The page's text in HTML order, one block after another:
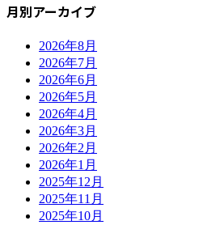
月別アーカイブ
2026年8月
2026年7月
2026年6月
2026年5月
2026年4月
2026年3月
2026年2月
2026年1月
2025年12月
2025年11月
2025年10月